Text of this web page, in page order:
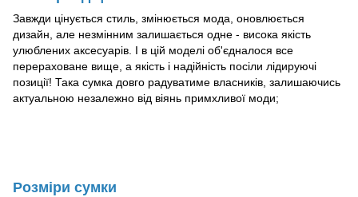
Завжди цінується стиль, змінюється мода, оновлюється
дизайн, але незмінним залишається одне - висока якість
улюблених аксесуарів. І в цій моделі об'єдналося все
перераховане вище, а якість і надійність посіли лідируючі
позиції! Така сумка довго радуватиме власників, залишаючись
актуальною незалежно від віянь примхливої моди;
Розміри сумки